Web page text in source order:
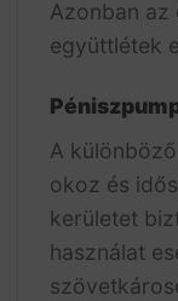
Azonban az
együttlétek
A
okoz és
kerületet
használat